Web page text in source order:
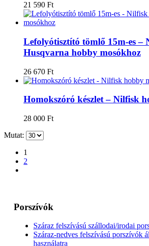
21 590 Ft
Lefolyótisztító tömlő 15m-es –
Husqvarna hobby mosókhoz
26 670 Ft
Homokszóró készlet – Nilfisk
28 000 Ft
Mutat:
1
2
Porszívók
Száraz felszívású szállodai/irodai
Száraz-nedves felszívású porszívók
használatra